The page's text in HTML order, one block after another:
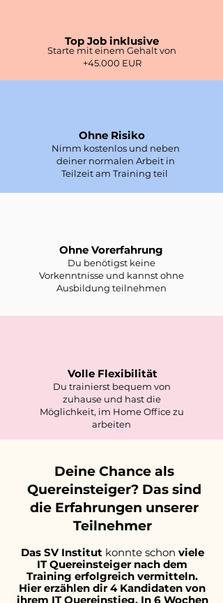
Top Job inklusive
Starte mit einem Gehalt von
+45.000 EUR
Ohne Risiko
Nimm kostenlos und neben
deiner normalen Arbeit in
Teilzeit am Training teil
Ohne Vorerfahrung
Du benötigst keine
Vorkenntnisse und kannst ohne
Ausbildung teilnehmen
Volle Flexibilität
Du trainierst bequem von
zuhause und hast die
Möglichkeit, im Home Office zu
arbeiten
Deine Chance als
Quereinsteiger? Das sind
die Erfahrungen unserer
Teilnehmer
Das SV Institut konnte schon viele
IT Quereinsteiger nach dem
Training erfolgreich vermitteln.
Hier erzählen dir 4 Kandidaten von
ihrem IT Quereinstieg. In 6 Wochen